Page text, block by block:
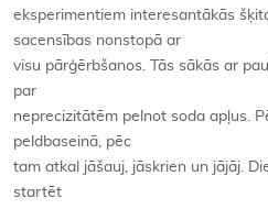
eksperimentiem interesantākās
sacensības nonstopā ar
visu pārģērbšanos. Tās sākās ar
par
neprecizitātēm pelnot soda apļus.
peldbaseinā, pēc
tam atkal jāšauj, jāskrien un jājāj.
startēt